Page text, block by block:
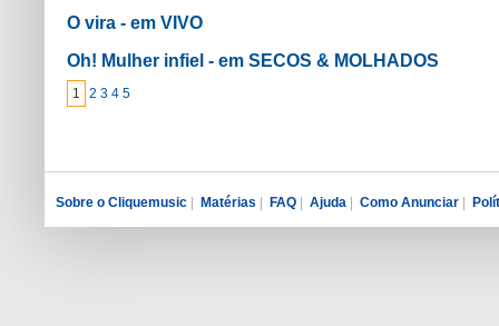
O vira - em VIVO
Oh! Mulher infiel - em SECOS & MOLHADOS
1 2 3 4 5
Sobre o Cliquemusic | Matérias | FAQ | Ajuda | Como Anunciar |